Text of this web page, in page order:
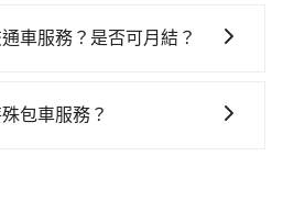
歸還，又或者要還車時卻偏偏
其區域的限制，實際可停靠的
坐三位乘客，並可攜帶三個隨
可攜帶八個隨身行李與六個30
車服務？是否可月結？
我們，我們的專人將協助回
包車服務？